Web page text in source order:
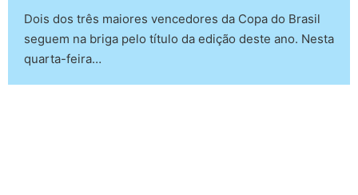
Dois dos três maiores vencedores da Copa do Brasil
seguem na briga pelo título da edição deste ano. Nesta
quarta-feira…